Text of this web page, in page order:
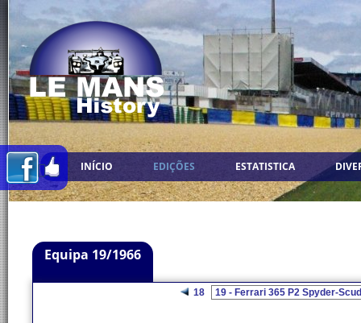
INÍCIO EDIÇÕES ESTATISTICA
Equipa 19/1966
18